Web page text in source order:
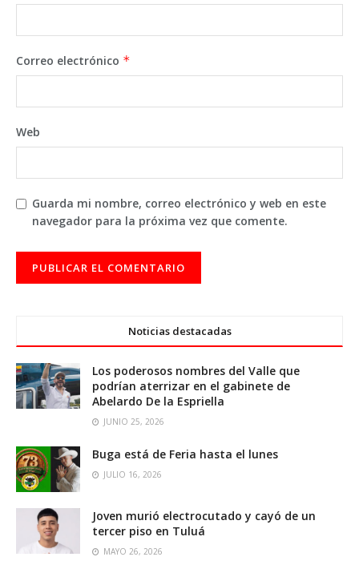
Correo electrónico *
Web
Guarda mi nombre, correo electrónico y web en este
navegador para la próxima vez que comente.
Noticias destacadas
Los poderosos nombres del Valle que
podrían aterrizar en el gabinete de
Abelardo De la Espriella
JUNIO 25, 2026
Buga está de Feria hasta el lunes
JULIO 16, 2026
Joven murió electrocutado y cayó de un
tercer piso en Tuluá
MAYO 26, 2026